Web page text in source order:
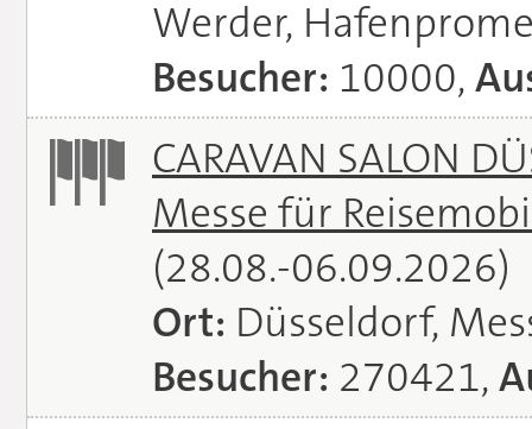
Werder,
Besucher: 10000,
CARAVAN SALON
Messe für
(28.08.-06.09.2026)
Ort: Düsseldorf,
Besucher: 270421,